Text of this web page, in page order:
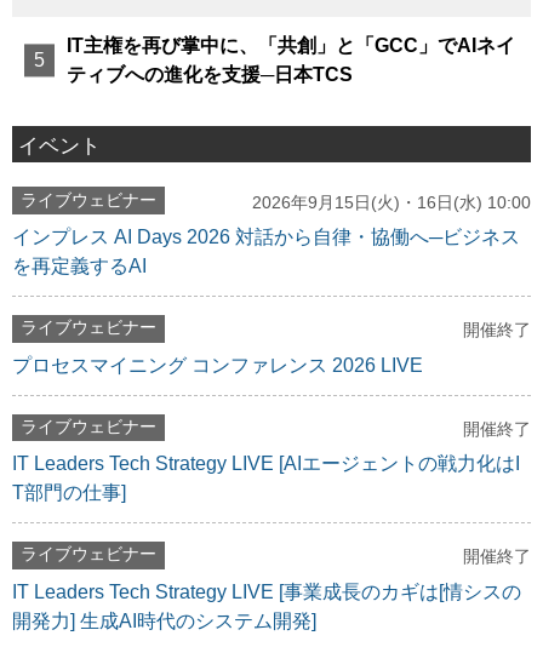
IT主権を再び掌中に、「共創」と「GCC」でAIネイ
ティブへの進化を支援─日本TCS
イベント
ライブウェビナー 2026年9月15日(火)・16日(水) 10:00
インプレス AI Days 2026 対話から自律・協働へ─ビジネス
を再定義するAI
ライブウェビナー 開催終了
プロセスマイニング コンファレンス 2026 LIVE
ライブウェビナー 開催終了
IT Leaders Tech Strategy LIVE [AIエージェントの戦力化はI
T部門の仕事]
ライブウェビナー 開催終了
IT Leaders Tech Strategy LIVE [事業成長のカギは[情シスの
開発力] 生成AI時代のシステム開発]